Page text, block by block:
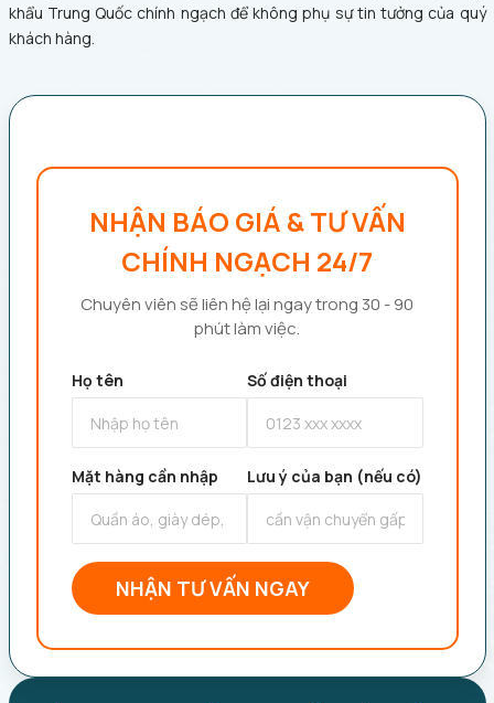
khẩu Trung Quốc chính ngạch để không phụ sự tin tưởng của quý
khách hàng.
NHẬN BÁO GIÁ & TƯ VẤN
CHÍNH NGẠCH 24/7
Chuyên viên sẽ liên hệ lại ngay trong 30 - 90
phút làm việc.
Họ tên Số điện thoại
Mặt hàng cần nhập Lưu ý của bạn (nếu có)
NHẬN TƯ VẤN NGAY